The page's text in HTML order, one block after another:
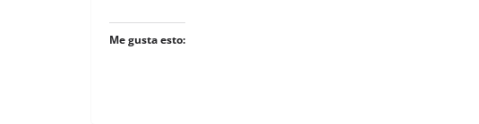
Me gusta esto: